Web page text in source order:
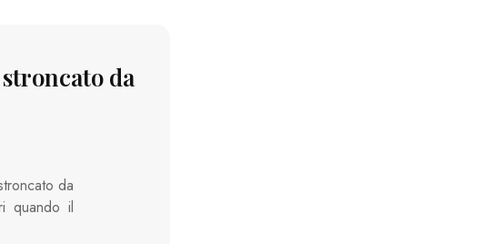
da
da
quando il